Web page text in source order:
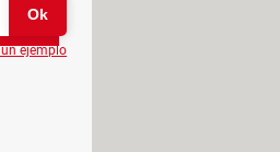
Partager
ejemplo